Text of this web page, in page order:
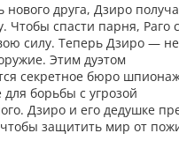
друга, Дзиро
Чтобы спасти парня, Раго
силу. Теперь Дзиро —
Этим дуэтом
секретное бюро
борьбы с угрозой
Дзиро и его дедушке
чтобы защитить мир от